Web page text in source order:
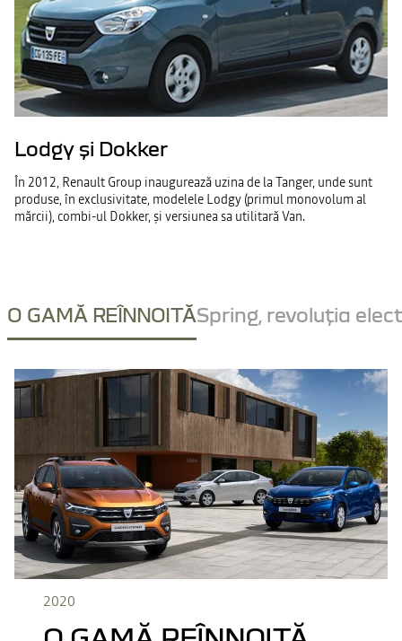
Lodgy și Dokker
În 2012, Renault Group inaugurează uzina de la Tanger, unde sunt
produse, în exclusivitate, modelele Lodgy (primul monovolum al
mărcii), combi-ul Dokker, și versiunea sa utilitară Van.
O GAMĂ REÎNNOITĂSpring, revoluția
2020